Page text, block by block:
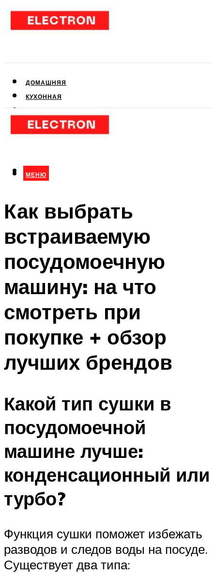
ДОМАШНЯЯ
КУХОННАЯ
КЛИМАТИЧЕСКАЯ
МЕНЮ
МЕНЮ
Как выбрать
встраиваемую
посудомоечную
машину: на что
смотреть при
покупке + обзор
лучших брендов
Какой тип сушки в
посудомоечной
машине лучше:
конденсационный или
турбо?
Функция сушки поможет избежать
разводов и следов воды на посуде.
Существует два типа: